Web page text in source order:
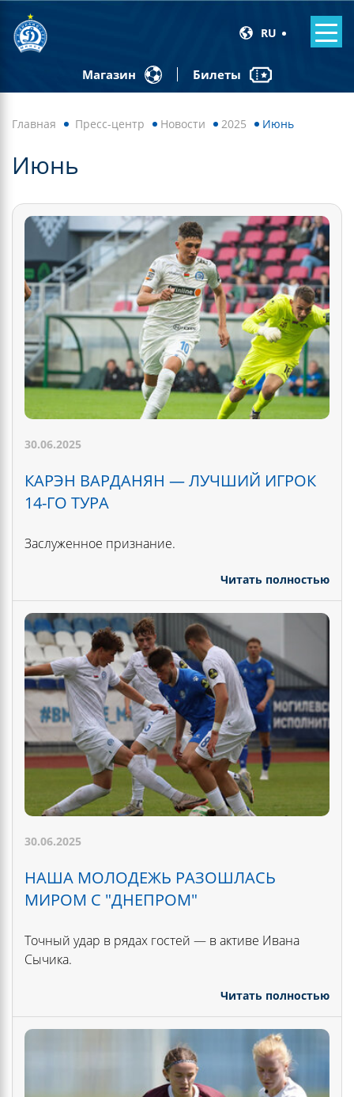
RU
Магазин Билеты
Главная Пресс-центр Новости 2025 Июнь
Июнь
30.06.2025
КАРЭН ВАРДАНЯН — ЛУЧШИЙ ИГРОК
14-ГО ТУРА
Заслуженное признание.
Читать полностью
30.06.2025
НАША МОЛОДЕЖЬ РАЗОШЛАСЬ
МИРОМ С "ДНЕПРОМ"
Точный удар в рядах гостей — в активе Ивана
Сычика.
Читать полностью